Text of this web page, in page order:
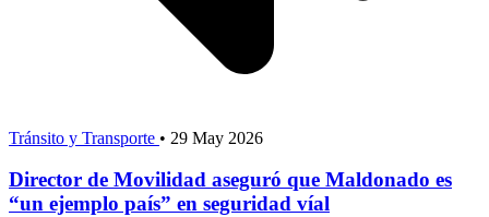
Tránsito y Transporte • 29 May 2026
Director de Movilidad aseguró que Maldonado es
“un ejemplo país” en seguridad víal